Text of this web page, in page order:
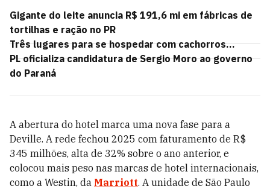
Gigante do leite anuncia R$ 191,6 mi em fábricas de
tortilhas e ração no PR
Três lugares para se hospedar com cachorros...
PL oficializa candidatura de Sergio Moro ao governo
do Paraná
A abertura do hotel marca uma nova fase para a
Deville. A rede fechou 2025 com faturamento de R$
345 milhões, alta de 32% sobre o ano anterior, e
colocou mais peso nas marcas de hotel internacionais,
como a Westin, da Marriott. A unidade de São Paulo